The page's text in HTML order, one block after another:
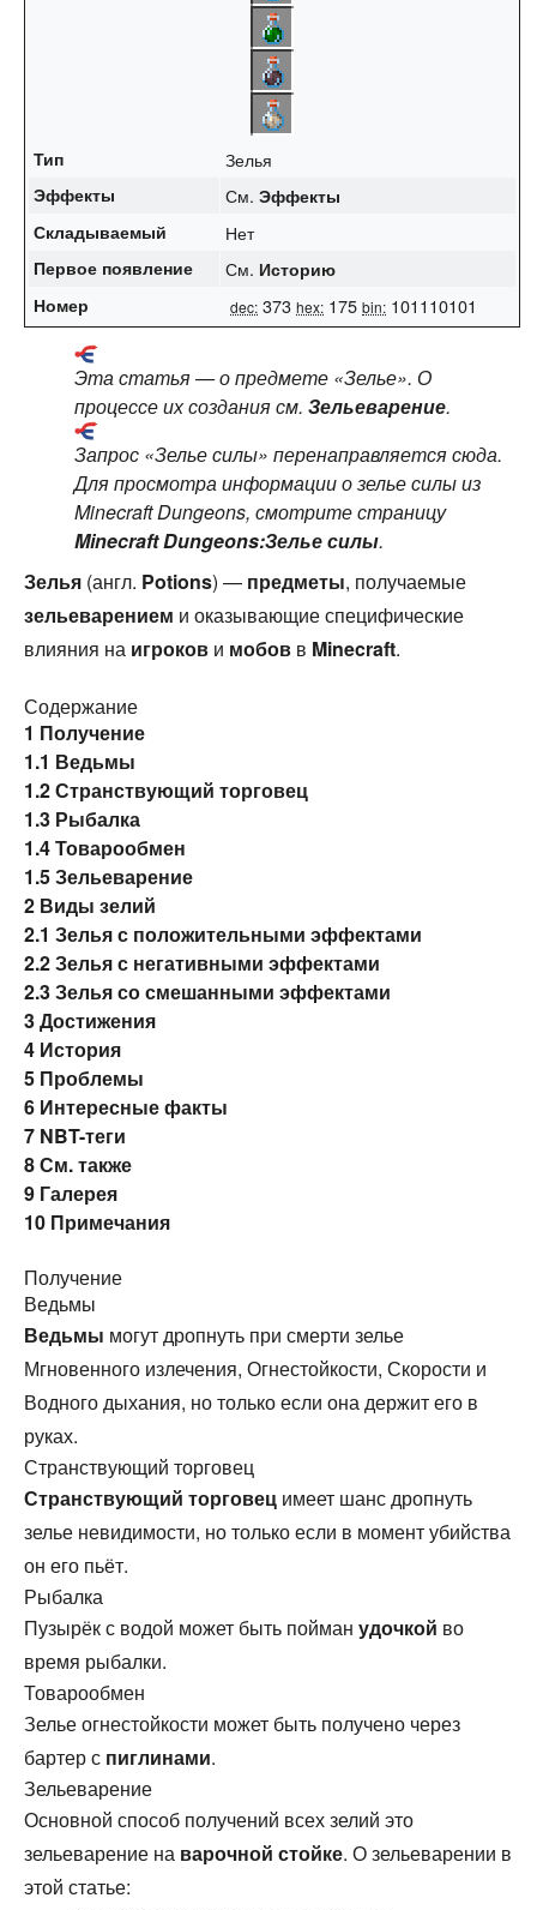
Тип Зелья
Эффекты См. Эффекты
Складываемый
Нет
Первое появление См. Историю
Номер
dec: 373 hex: 175 bin: 101110101
Эта статья — о предмете «Зелье». О
процессе их создания см. Зельеварение.
Запрос «Зелье силы» перенаправляется сюда.
Для просмотра информации о зелье силы из
Minecraft Dungeons, смотрите страницу
Minecraft Dungeons:Зелье силы.
Зелья (англ. Potions) — предметы, получаемые
зельеварением и оказывающие специфические
влияния на игроков и мобов в Minecraft.
Содержание
1 Получение
1.1 Ведьмы
1.2Странствующий торговец
1.3 Рыбалка
1.4Товарообмен
1.5Зельеварение
2 Виды зелий
2.1 Зелья с положительными эффектами
2.2Зелья с негативными эффектами
2.3Зелья со смешанными эффектами
3Достижения
4 История
5 Проблемы
6 Интересные факты
7 NBT-теги
8См. также
9 Галерея
10 Примечания
Получение
Ведьмы
Ведьмы могут дропнуть при смерти зелье
Мгновенного излечения, Огнестойкости, Скорости и
Водного дыхания, но только если она держит его в
руках.
Странствующий торговец
Странствующий торговец имеет шанс дропнуть
зелье невидимости, но только если в момент убийства
он его пьёт.
Рыбалка
Пузырёк с водой может быть пойман удочкой во
время рыбалки.
Товарообмен
Зелье огнестойкости может быть получено через
бартер с пиглинами.
Зельеварение
Основной способ получений всех зелий это
зельеварение на варочной стойке. О зельеварении в
этой статье: